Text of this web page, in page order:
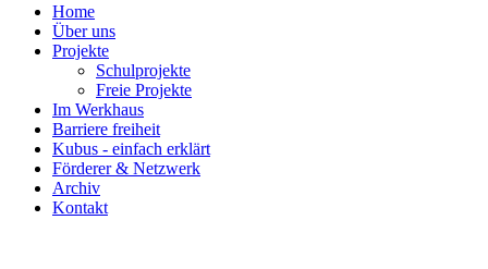
Home
Über uns
Projekte
Schulprojekte
Freie Projekte
Im Werkhaus
Barriere freiheit
Kubus - einfach erklärt
Förderer & Netzwerk
Archiv
Kontakt